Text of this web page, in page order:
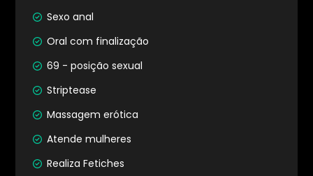
Sexo anal
Oral com finalização
69 - posição sexual
Striptease
Massagem erótica
Atende mulheres
Realiza Fetiches